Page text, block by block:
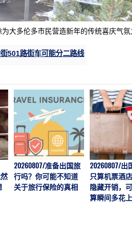
大多伦多市民营造新年的传统喜庆气
501路街车可能分二路线
20260807/准备出国旅
行吗？你可能不知道
关于旅行保险的真相
20260807/出
只算机票酒
隐藏开销，
算瞬间多花